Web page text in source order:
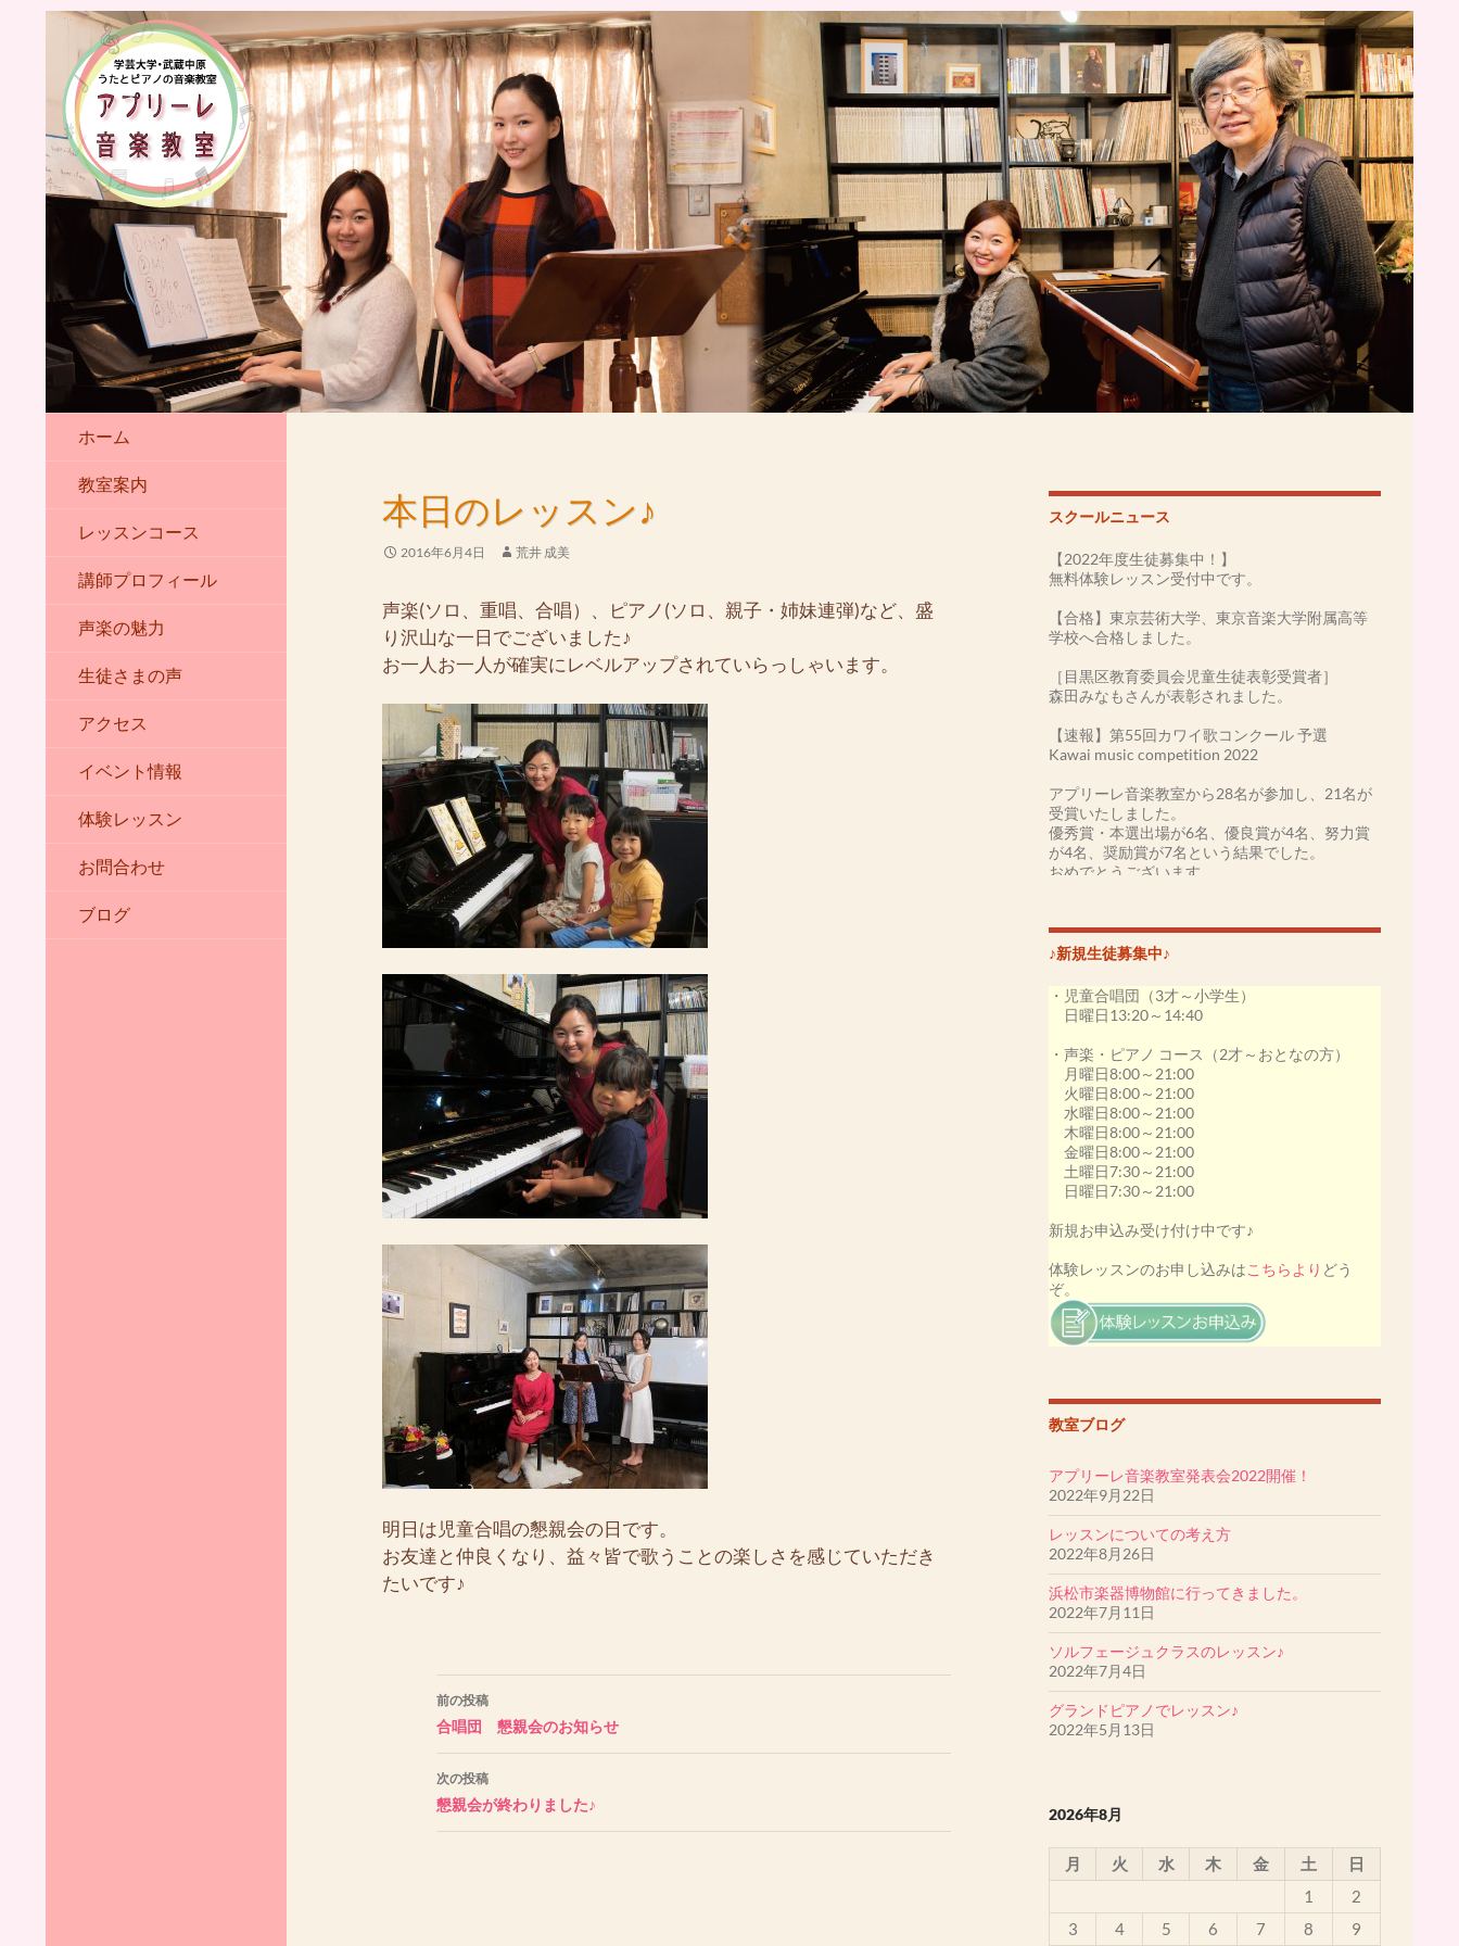
本日のレッスン♪
2016年6月4日 荒井 成美
声楽(ソロ、重唱、合唱）、ピアノ(ソロ、親子・姉妹連弾)など、盛
り沢山な一日でございました♪
お一人お一人が確実にレベルアップされていらっしゃいます。
明日は児童合唱の懇親会の日です。
お友達と仲良くなり、益々皆で歌うことの楽しさを感じていただき
たいです♪
投
稿
ナ
ビ
ゲ
前の投稿
合唱団 懇親会のお知らせ
次の投稿
懇親会が終わりました♪
スクールニュース
【2022年度生徒募集中！】
無料体験レッスン受付中です。
【合格】東京芸術大学、東京音楽大学附属高等
学校へ合格しました。
［目黒区教育委員会児童生徒表彰受賞者］
森田みなもさんが表彰されました。
【速報】第55回カワイ歌コンクール 予選
Kawai music competition 2022
アプリーレ音楽教室から28名が参加し、21名が
受賞いたしました。
優秀賞・本選出場が6名、優良賞が4名、努力賞
が4名、奨励賞が7名という結果でした。
おめでとうございます。
-本選大会-
森田みなもさん 優勝(金賞)
その他、アプリーレの生徒さん20名が受賞いた
しました。
私も最優秀指導者賞を受賞いたしました。
［第53回カワイ音楽コンクール2020］
-本選出場決定-
井上わかなさん
小林ゆいかさん
その他、アプリーレの生徒さん18名が受賞いた
しました。
この年は、コロナウイルスの影響により本選大
会が中止になってしまいましたが、素晴らしい
演奏でした。
[第52回カワイ音楽コンクール2019]
本選大会にて、
松尾ゆうなさん 優勝(金賞)
その他、アプリーレの生徒さん17名が受賞いた
しました。
私も最優秀指導者賞を受賞いたしました。
♪2019ミュージカル「アニー」アニー役・孤児役
オーディション♪
森田みなもさん・堤まあやさんが歌の３次審査
を通過しました。
［目黒区教育委員会児童生徒表彰受賞者］
戸口あやかさんが表彰されました。
♪新規生徒募集中♪
・児童合唱団（3才～小学生）
日曜日13:20～14:40
・声楽・ピアノ コース（2才～おとなの方）
月曜日8:00～21:00
火曜日8:00～21:00
水曜日8:00～21:00
木曜日8:00～21:00
金曜日8:00～21:00
土曜日7:30～21:00
日曜日7:30～21:00
新規お申込み受け付け中です♪
体験レッスンのお申し込みはこちらより どう
ぞ。
教室ブログ
アプリーレ音楽教室発表会2022開催！
2022年9月22日
レッスンについての考え方
2022年8月26日
浜松市楽器博物館に行ってきました。
2022年7月11日
ソルフェージュクラスのレッスン♪
2022年7月4日
グランドピアノでレッスン♪
2022年5月13日
2026年8月
月 火 水 木 金 土
日
1
2
3
4 5 6 7 8 9
ホーム
教室案内
レッスンコース
講師プロフィール
声楽の魅力
生徒さまの声
アクセス
イベント情報
体験レッスン
お問合わせ
ブログ